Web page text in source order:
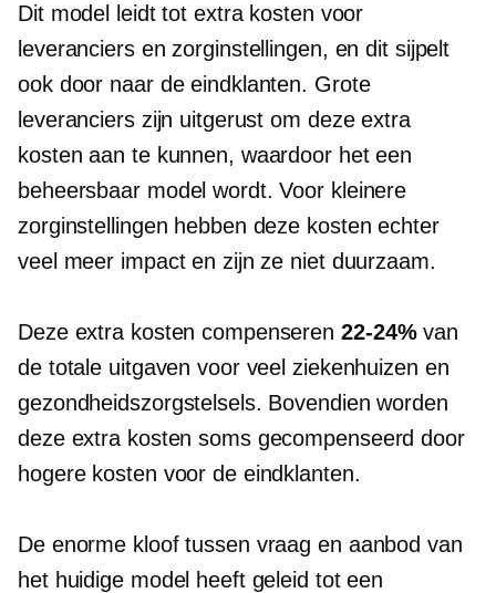
Dit model leidt tot extra kosten voor
leveranciers en zorginstellingen, en dit sijpelt
ook door naar de eindklanten. Grote
leveranciers zijn uitgerust om deze extra
kosten aan te kunnen, waardoor het een
beheersbaar model wordt. Voor kleinere
zorginstellingen hebben deze kosten echter
veel meer impact en zijn ze niet duurzaam.
Deze extra kosten compenseren 22-24%van
de totale uitgaven voor veel ziekenhuizen en
gezondheidszorgstelsels. Bovendien worden
deze extra kosten soms gecompenseerd door
hogere kosten voor de eindklanten.
De enorme kloof tussen vraag en aanbod van
het huidige model heeft geleid tot een